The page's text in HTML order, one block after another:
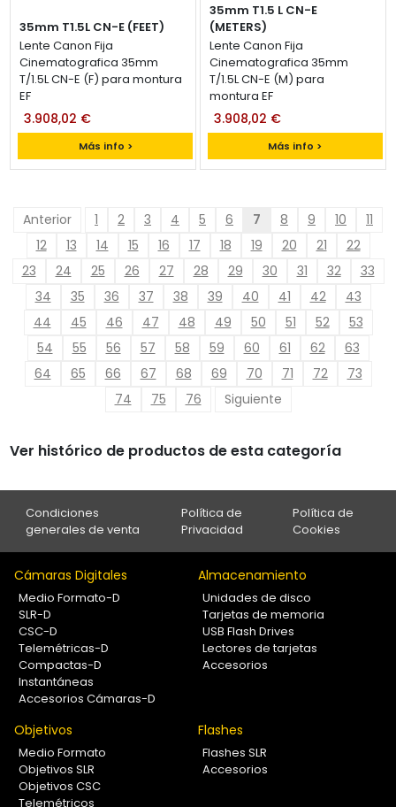
35mm T1.5L CN-E (FEET)
Lente Canon Fija
Cinematografica 35mm
T/1.5L CN-E (F) para montura
EF
Más info >
3.908,02 €
35mm T1.5 L CN-E
(METERS)
Lente Canon Fija
Cinematografica 35mm
T/1.5L CN-E (M) para
montura EF
Más info >
3.908,02 €
Anterior 1 2 3 4 5 6 7 8 9 10
11
12
13 14 15 16 17 18 19 20 21
22
23
24 25 26 27 28 29 30 31 32
33
34
35 36 37 38 39 40 41 42
43
44
45 46 47 48 49 50 51 52
53
54
55 56 57 58 59 60 61 62
63
64
65 66 67 68 69 70 71 72
73
74
75 76 Siguiente
Ver histórico de productos de esta categoría
Condiciones
generales de venta
Política de
Privacidad
Política de
Cookies
Cámaras Digitales
Medio Formato-D
SLR-D
CSC-D
Telemétricas-D
Compactas-D
Instantáneas
Accesorios Cámaras-D
Almacenamiento
Unidades de disco
Tarjetas de memoria
USB Flash Drives
Lectores de tarjetas
Accesorios
Objetivos
Medio Formato
Objetivos SLR
Objetivos CSC
Telemétricos
Flashes
Flashes SLR
Accesorios